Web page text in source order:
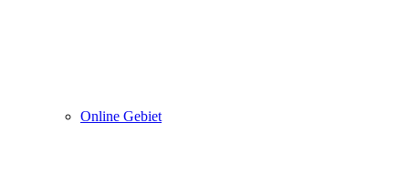
Online Gebiet